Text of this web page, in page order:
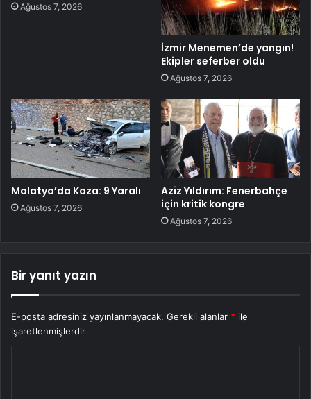
Ağustos 7, 2026
İzmir Menemen’de yangın!
Ekipler seferber oldu
Ağustos 7, 2026
Malatya’da Kaza: 9 Yaralı
Ağustos 7, 2026
Aziz Yıldırım: Fenerbahçe
için kritik kongre
Ağustos 7, 2026
Bir yanıt yazın
E-posta adresiniz yayınlanmayacak. Gerekli alanlar * ile
işaretlenmişlerdir